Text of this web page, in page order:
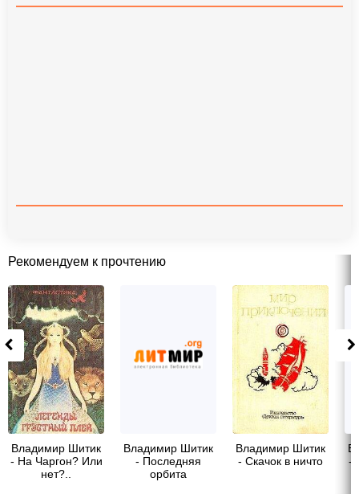
Рекомендуем к прочтению
Владимир Шитик
- На Чаргон? Или
нет?..
Владимир Шитик
- Последняя
орбита
Владимир Шитик
- Скачок в ничто
-